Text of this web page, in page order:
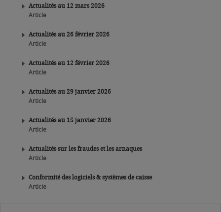
Actualités au 12 mars 2026
Article
Actualités au 26 février 2026
Article
Actualités au 12 février 2026
Article
Actualités au 29 janvier 2026
Article
Actualités au 15 janvier 2026
Article
Actualités sur les fraudes et les arnaques
Article
Conformité des logiciels & systèmes de caisse
Article